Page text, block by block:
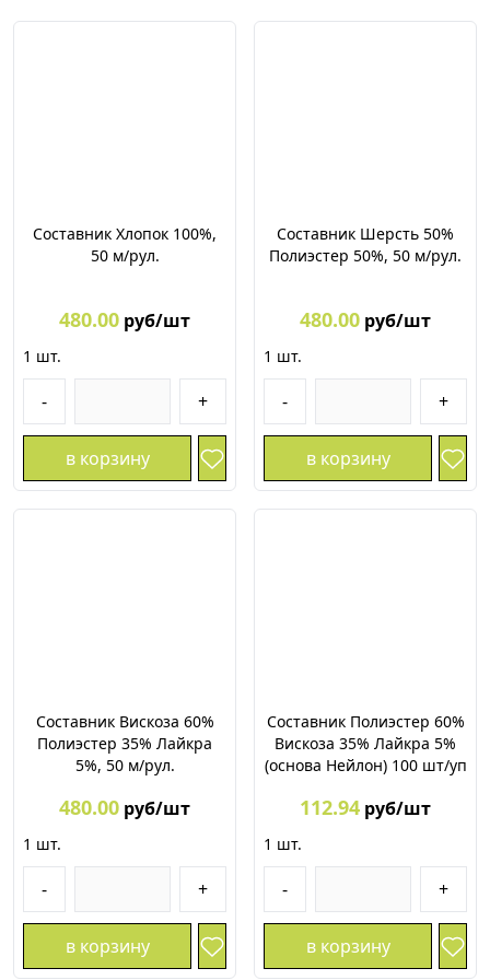
Составник Хлопок 100%,
50 м/рул.
480.00 руб/шт
1 шт.
- +
в корзину
Составник Шерсть 50%
Полиэстер 50%, 50 м/рул.
480.00 руб/шт
1 шт.
- +
в корзину
Составник Вискоза 60%
Полиэстер 35% Лайкра
5%, 50 м/рул.
480.00 руб/шт
1 шт.
- +
в корзину
Составник Полиэстер 60%
Вискоза 35% Лайкра 5%
(основа Нейлон) 100 шт/уп
112.94 руб/шт
1 шт.
- +
в корзину